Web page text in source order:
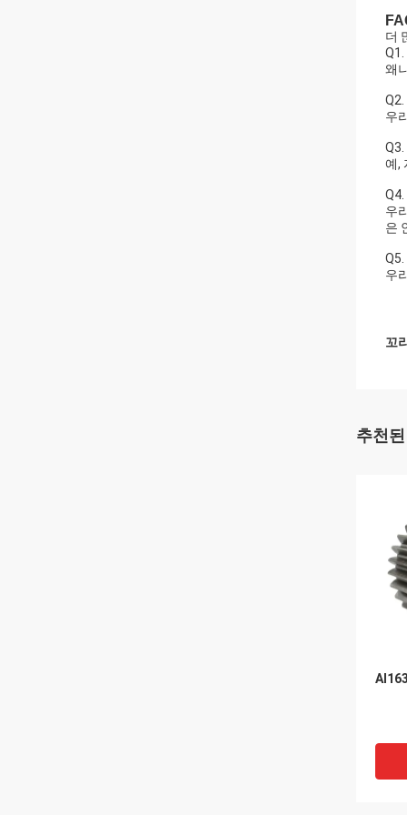
더
왜
우
예,
우
은
우
꼬
추천